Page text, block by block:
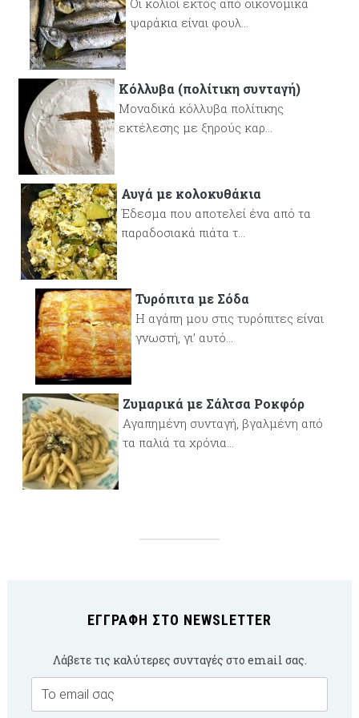
Οι κολιοί εκτός από οικονομικά
ψαράκια είναι φουλ...
Κόλλυβα (πολίτικη συνταγή)
Μοναδικά κόλλυβα πολίτικης
εκτέλεσης με ξηρούς καρ...
Αυγά με κολοκυθάκια
Έδεσμα που αποτελεί ένα από τα
παραδοσιακά πιάτα τ...
Τυρόπιτα με Σόδα
Η αγάπη μου στις τυρόπιτες είναι
γνωστή, γι’ αυτό...
Ζυμαρικά με Σάλτσα Ροκφόρ
Αγαπημένη συνταγή, βγαλμένη από
τα παλιά τα χρόνια...
ΕΓΓΡΑΦΉ ΣΤΟ NEWSLETTER
Λάβετε τις καλύτερες συνταγές στο email σας.
Email
Subscription